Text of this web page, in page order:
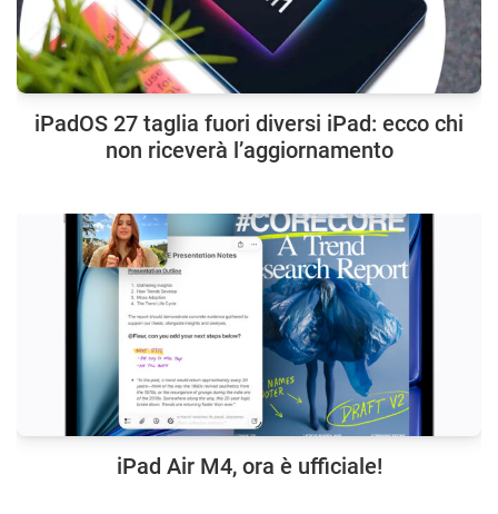
iPadOS 27 taglia fuori diversi iPad: ecco chi
non riceverà l’aggiornamento
iPad Air M4, ora è ufficiale!